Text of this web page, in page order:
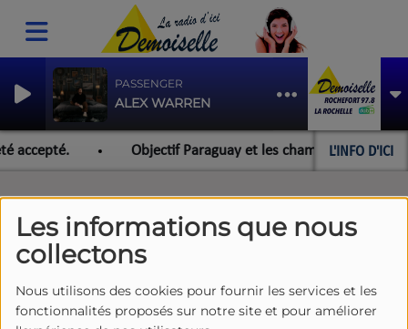
Les informations que nous
collectons
Nous utilisons des cookies pour fournir les services et les
fonctionnalités proposés sur notre site et pour améliorer
PASSENGER
ALEX WARREN
L'INFO D'ICI
accepté. Objectif Paraguay et les championnats du
ARTISTES DEMOISELLE